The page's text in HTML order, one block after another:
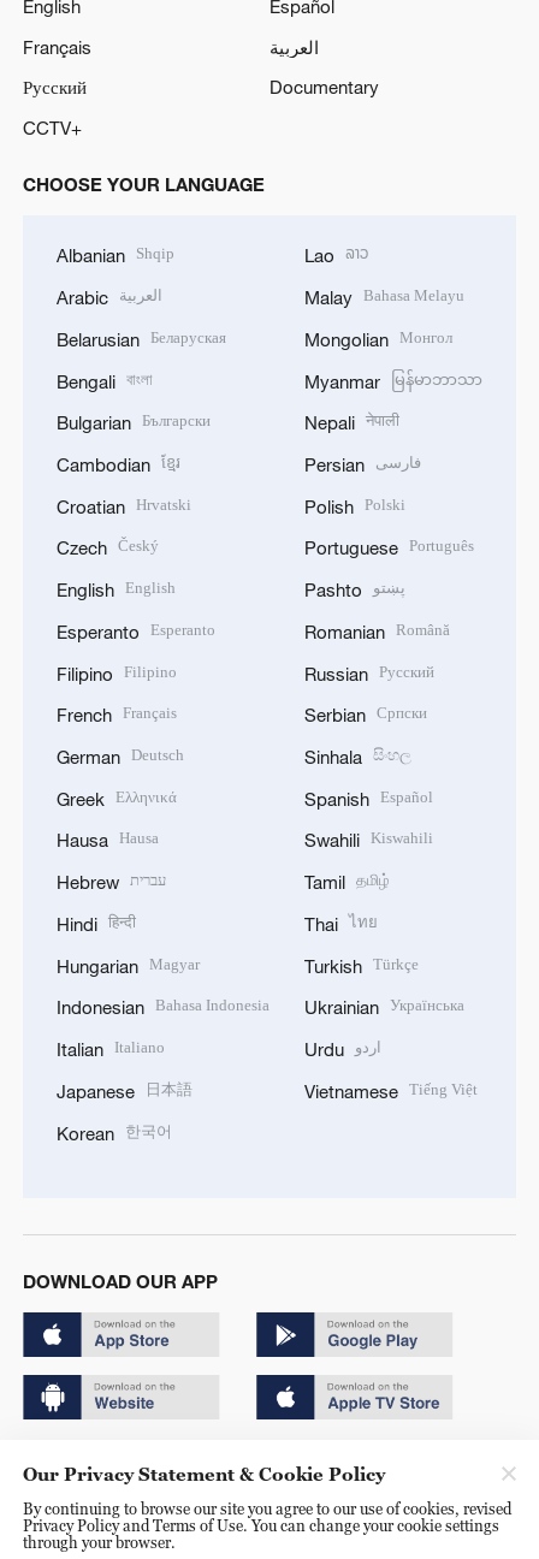
English
Español
Français
العربية
Русский
Documentary
CCTV+
CHOOSE YOUR LANGUAGE
Albanian Shqip
Arabic العربية
Belarusian Беларуская
Bengali বাংলা
Bulgarian Български
Cambodian ខ្មែរ
Croatian Hrvatski
Czech Český
English English
Esperanto Esperanto
Filipino Filipino
French Français
German Deutsch
Greek Ελληνικά
Hausa Hausa
Hebrew עברית
Hindi हिन्दी
Hungarian Magyar
Indonesian Bahasa Indonesia
Italian Italiano
Japanese 日本語
Korean 한국어
Lao ລາວ
Malay Bahasa Melayu
Mongolian Монгол
Myanmar မြန်မာဘာသာ
Nepali नेपाली
Persian فارسی
Polish Polski
Portuguese Português
Pashto پښتو
Romanian Română
Russian Русский
Serbian Српски
Sinhala සිංහල
Spanish Español
Swahili Kiswahili
Tamil தமிழ்
Thai ไทย
Turkish Türkçe
Ukrainian Українська
Urdu اردو
Vietnamese Tiếng Việt
DOWNLOAD OUR APP
京ICP备20000184号
京公网安备 11010502050052号
Our Privacy Statement & Cookie Policy
By continuing to browse our site you agree to our use of cookies, revised
Privacy Policy and Terms of Use. You can change your cookie settings
through your browser.